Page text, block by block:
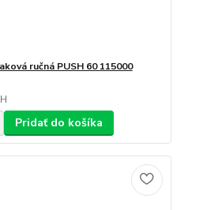
ručná PUSH 60 115000
Pridať do košíka